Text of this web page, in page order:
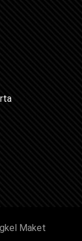
Maket